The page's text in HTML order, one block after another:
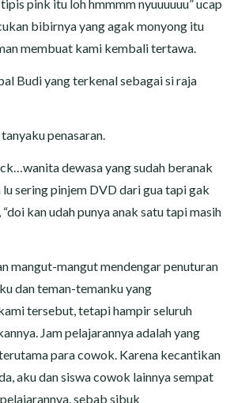
pink itu loh hmmmm nyuuuuuu” ucap
bibirnya yang agak monyong itu
membuat kami kembali tertawa.
Budi yang terkenal sebagai si raja
penasaran.
dewasa yang sudah beranak
lu sering pinjem DVD dari gua tapi gak
kan udah punya anak satu tapi masih
mangut-mangut mendengar penuturan
dan teman-temanku yang
tersebut, tetapi hampir seluruh
Jam pelajarannya adalah yang
para cowok. Karena kecantikan
aku dan siswa cowok lainnya sempat
sebab sibuk